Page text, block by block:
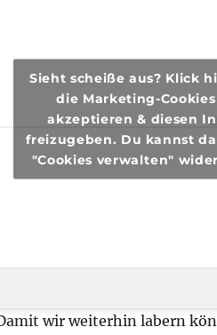
Sieht scheiße aus? Klick
die Marketing-
akzeptieren & diesen
freizugeben. Du kannst
"Cookies verwalten"
wir weiterhin labern